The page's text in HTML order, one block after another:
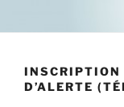
INSCRIPTION
D’ALERTE